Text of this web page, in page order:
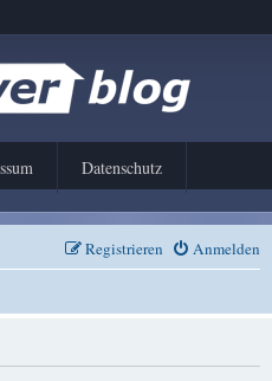
Datenschutz
Anmelden
Registrieren